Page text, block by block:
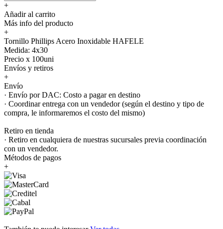
+
Añadir al carrito
Más info del producto
+
Tornillo Phillips Acero Inoxidable HAFELE
Medida: 4x30
Precio x 100uni
Envíos y retiros
+
Envío
· Envío por DAC: Costo a pagar en destino
· Coordinar entrega con un vendedor (según el destino y tipo de
compra, le informaremos el costo del mismo)
Retiro en tienda
· Retiro en cualquiera de nuestras sucursales previa coordinación
con un vendedor.
Métodos de pagos
+